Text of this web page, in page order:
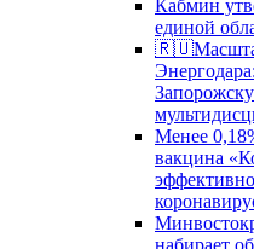
Кабмин
единой
Менее
вакцина
набирает